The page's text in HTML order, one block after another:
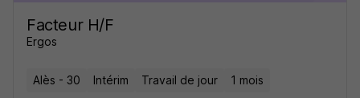
Facteur H/F
Ergos
Alès - 30 Intérim Travail de jour 1 mois